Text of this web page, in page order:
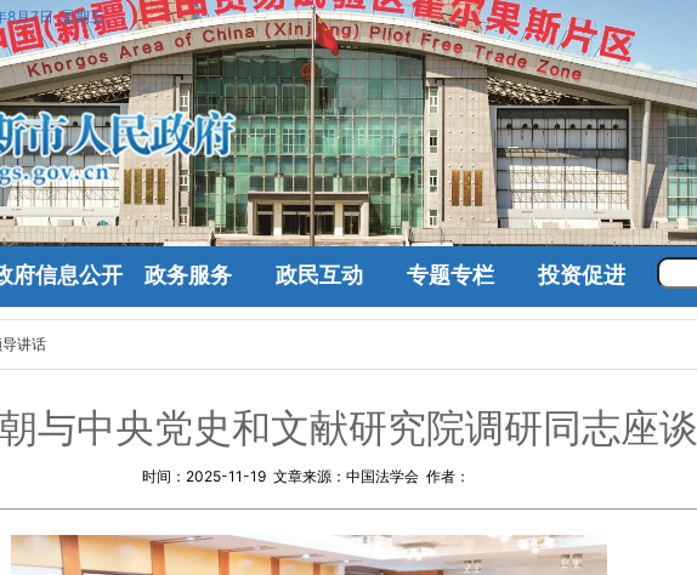
8月7日 星期五
府信息公开 政务服务 政民互动 专题专栏 投资促进
讲话
与中央党史和文献研究院调研同志座谈
时间： 2025-11-19 文章来源：中国法学会 作者：